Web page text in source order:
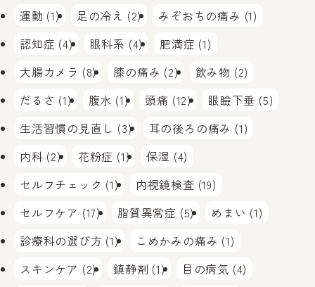
運動 (1)
足の冷え (2)
みぞおちの痛み (1)
認知症 (4)
眼科系 (4)
肥満症 (1)
大腸カメラ (8)
膝の痛み (2)
飲み物 (2)
だるさ (1)
腹水 (1) 頭痛 (12)
眼瞼下垂 (5)
生活習慣の見直し (3)
耳の後ろの痛み (1)
内科 (2)
花粉症 (1)
保湿 (4)
セルフチェック (1)
内視鏡検査 (19)
セルフケア (17)
脂質異常症 (5)
めまい (1)
診療科の選び方 (1)
こめかみの痛み (1)
スキンケア (2)
鎮静剤 (1)
目の病気 (4)